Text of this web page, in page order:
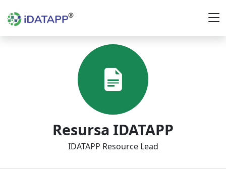
Resursa IDATAPP
IDATAPP Resource Lead